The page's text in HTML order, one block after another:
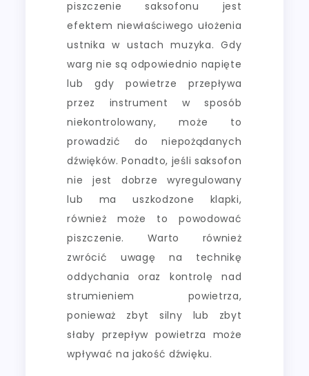
piszczenie saksofonu jest
efektem niewłaściwego ułożenia
ustnika w ustach muzyka. Gdy
warg nie są odpowiednio napięte
lub gdy powietrze przepływa
przez instrument w sposób
niekontrolowany, może to
prowadzić do niepożądanych
dźwięków. Ponadto, jeśli saksofon
nie jest dobrze wyregulowany
lub ma uszkodzone klapki,
również może to powodować
piszczenie. Warto również
zwrócić uwagę na technikę
oddychania oraz kontrolę nad
strumieniem powietrza,
ponieważ zbyt silny lub zbyt
słaby przepływ powietrza może
wpływać na jakość dźwięku.